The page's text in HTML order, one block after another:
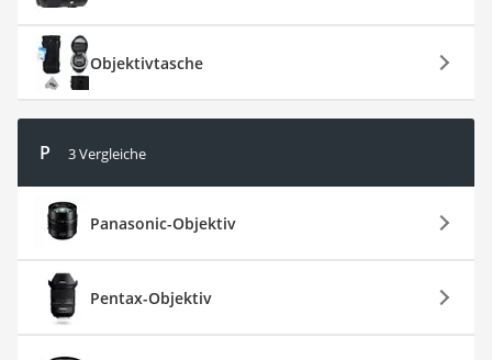
Objektivtasche
P 3 Vergleiche
Panasonic-Objektiv
Pentax-Objektiv